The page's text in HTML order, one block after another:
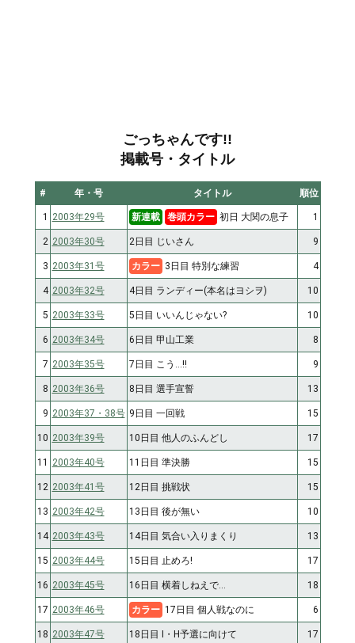
ごっちゃんです!!
掲載号・タイトル
# 年・号 タイトル 順位
1 2003年29号 新連載 巻頭カラー 初日 大関の息子 1
2 2003年30号 2日目 じいさん 9
3 2003年31号 カラー 3日目 特別な練習 4
4 2003年32号 4日目 ランディー(本名はヨシヲ) 10
5 2003年33号 5日目 いいんじゃない? 10
6 2003年34号 6日目 甲山工業 8
7 2003年35号 7日目 こう…!! 9
8 2003年36号 8日目 選手宣誓 13
9 2003年37・38号 9日目 一回戦 15
10 2003年39号 10日目 他人のふんどし 17
11 2003年40号 11日目 準決勝 15
12 2003年41号 12日目 挑戦状 15
13 2003年42号 13日目 後が無い 10
14 2003年43号 14日目 気合い入りまくり 13
15 2003年44号 15日目 止めろ! 17
16 2003年45号 16日目 横着しねえで… 18
17 2003年46号 カラー 17日目 個人戦なのに 6
18 2003年47号 18日目 I・H予選に向けて 17